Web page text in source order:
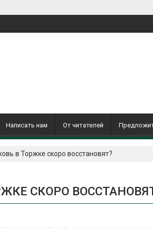
Написать нам От читателей
в Торжке скоро восстановят?
СКОРО